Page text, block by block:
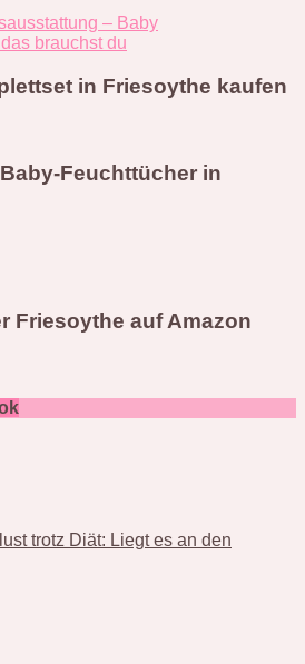
– Baby
brauchst du
in Friesoythe kaufen
Feuchttücher in
Friesoythe auf Amazon
trotz Diät: Liegt es an den